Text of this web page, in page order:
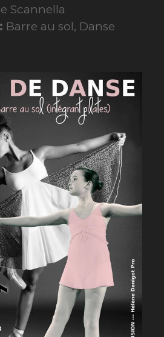
Scannella
Barre au sol, Danse